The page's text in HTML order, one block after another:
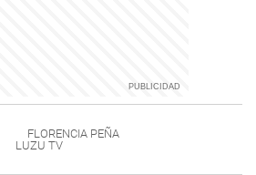
FLORENCIA PEÑA
LUZU TV